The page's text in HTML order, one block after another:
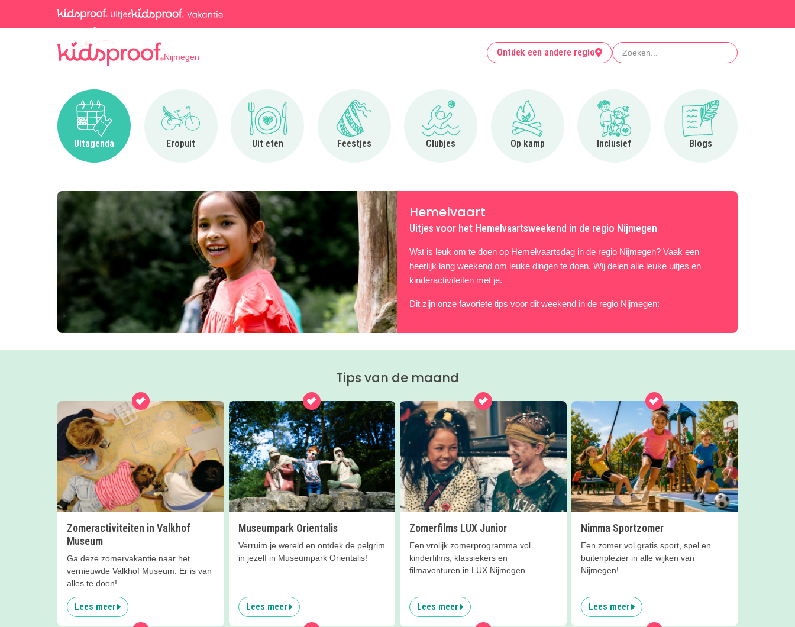
Nijmegen Ontdek een andere regio Zoeken
Uitagenda
Ga naar Uitagenda
Eropuit
Ga naar Eropuit
Uit eten
Ga naar Uit eten
Feestjes
Ga naar Feestjes
Clubjes
Ga naar Clubjes
Op kamp
Ga naar Op kamp
Inclusief
Ga naar Inclusief
Blogs
Ga naar Blogs
Hemelvaart
Uitjes voor het Hemelvaartsweekend in de regio Nijmegen
Wat is leuk om te doen op Hemelvaartsdag in de regio Nijmegen? Vaak een
heerlijk lang weekend om leuke dingen te doen. Wij delen alle leuke uitjes en
kinderactiviteiten met je.
Dit zijn onze favoriete tips voor dit weekend in de regio Nijmegen:
Tips van de maand
Zomeractiviteiten in Valkhof
Museum
Ga deze zomervakantie naar het
vernieuwde Valkhof Museum. Er is van
alles te doen!
Lees meer
Museumpark Orientalis
Verruim je wereld en ontdek de pelgrim
in jezelf in Museumpark Orientalis!
Lees meer
Zomerfilms LUX Junior
Een vrolijk zomerprogramma vol
kinderfilms, klassiekers en
filmavonturen in LUX Nijmegen.
Lees meer
Nimma Sportzomer
Een zomer vol gratis sport, spel en
buitenplezier in alle wijken van
Nijmegen!
Lees meer